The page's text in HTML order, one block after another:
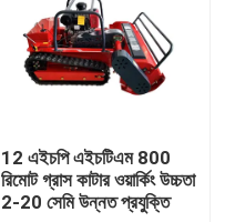
12 এইচপি এইচটিএম 800
রিমোট গ্রাস কাটার ওয়ার্কিং উচ্চতা
2-20 সেমি উন্নত প্রযুক্তি